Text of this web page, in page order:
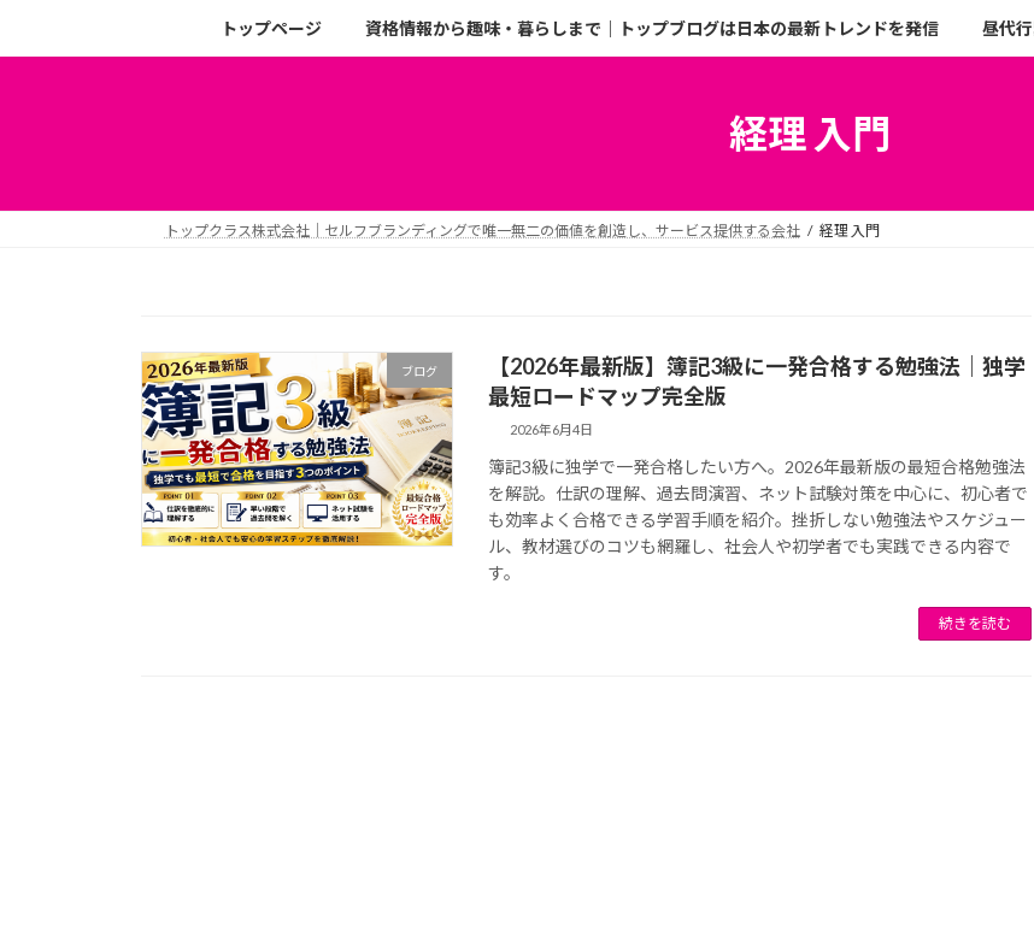
トップページ 資格情報から趣味・暮らしまで｜トップブログは日本の最新トレンドを発信 昼代
経理 入門
トップクラス株式会社｜セルフブランディングで唯一無二の価値を創造し、サービス提供する会社 経理 入門
ブログ
【2026年最新版】簿記3級に一発合格する勉強法｜独学
最短ロードマップ完全版
2026年6月4日
簿記3級に独学で一発合格したい方へ。2026年最新版の最短合格勉強法
を解説。仕訳の理解、過去問演習、ネット試験対策を中心に、初心者で
も効率よく合格できる学習手順を紹介。挫折しない勉強法やスケジュー
ル、教材選びのコツも網羅し、社会人や初学者でも実践できる内容で
す。
続きを読む